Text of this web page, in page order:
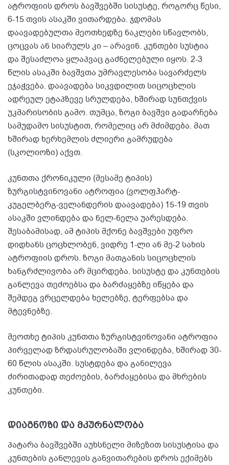
ატროფიის დროს ბავშვებში სისუსტე, როგორც წესი,
6-15 თვის ასაკში ვითარდება. ჯდომას
დაავადებულთა მეოთხედზე ნაკლები სწავლობს,
ცოცვას ან სიარულს კი – არავინ. კუნთები სუსტია
და შესაძლოა ყლაპვაც გაძნელებული იყოს. 2-3
წლის ასაკში ბავშვთა უმრავლესობა სავარძელს
ეჯაჭვება. დაავადება სიკვდილით სიცოცხლის
ადრეულ ეტაპზევე სრულდება, ხშირად სუნთქვის
უკმარისობის გამო. თუმცა, ზოგი ბავშვი გადარჩება
სამუდამო სისუსტით, რომელიც არ მძიმდება. მათ
ხშირად ხერხემლის ძლიერი გამრუდება
(სკოლიოზი) აქვთ.
კუნთთა ქრონიკული (მესამე ტიპის)
ზურგისტვინოვანი ატროფია (ვოლფჰარტ-
კუგელბერგ-ველანდერის დაავადება) 15-19 თვის
ასაკში ვლინდება და ნელ-ნელა უარესდება.
შესაბამისად, ამ ტიპის მქონე ბავშვები უფრო
დიდხანს ცოცხლობენ, ვიდრე 1-ლი ან მე-2 სახის
ატროფიის დროს. ზოგი მათგანის სიცოცხლის
ხანგრძლივობა არ მცირდება. სისუსტე და კუნთების
განლევა თეძოებსა და ბარძაყებზე იწყება და
შემდეგ ვრცელდება ხელებზე, ტერფებსა და
მტევნებზე.
მეოთხე ტიპის კუნთთა ზურგისტვინოვანი ატროფია
პირველად ზრდასრულობაში ვლინდება, ხშირად 30-
60 წლის ასაკში. სუსტდება და განილევა
ძირითადად თეძოების, ბარძაყებისა და მხრების
კუნთები.
დიაგნოზი და მკურნალობა
პატარა ბავშვებში აუხსნელი მიზეზით სისუსტისა და
კუნთების განლევის განვითარების დროს ექიმებს